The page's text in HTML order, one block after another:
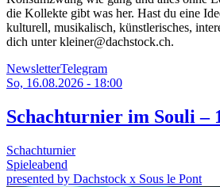
die Kollekte gibt was her. Hast du eine
kulturell, musikalisch, künstlerisches,
dich unter kleiner@dachstock.ch.
NewsletterTelegram
So, 16.08.2026 - 18:00
Schachturnier im Souli –
Schachturnier
Spieleabend
presented by Dachstock x Sous le Pont